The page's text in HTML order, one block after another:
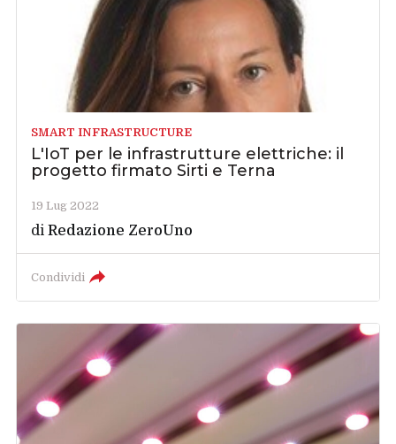
SMART INFRASTRUCTURE
L'IoT per le infrastrutture elettriche: il
progetto firmato Sirti e Terna
19 Lug 2022
diRedazione ZeroUno
Condividi